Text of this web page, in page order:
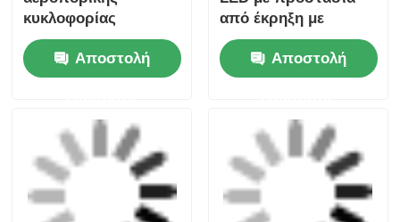
κυκλοφορίας
ανθεκτικό σε έκρηξη
Αποστολή
ερώτησης
από έκρηξη με
σειρήνα
Αποστολή
ερώτησης